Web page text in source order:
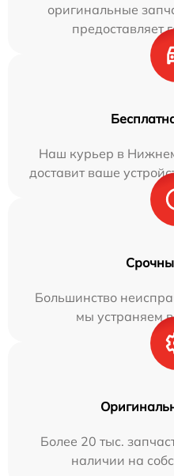
оригинальные
предоставляет
Наш курьер в
доставит ваше
Большинство
мы устраняем
Более 20 тыс.
наличии на